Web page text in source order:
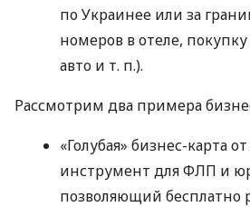
по Украинее или за
номеров в отеле,
авто и т. п.).
Рассмотрим два примера
«Голубая» бизнес-карта
инструмент для ФЛП и
позволяющий бесплатно